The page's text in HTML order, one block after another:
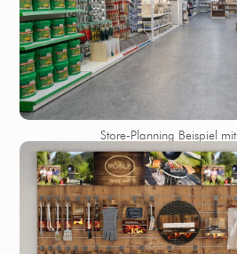
Store-Planning Beispiel